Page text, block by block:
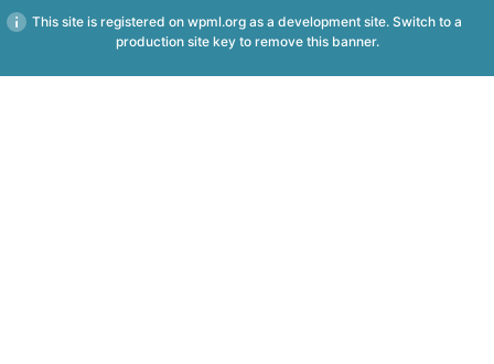
This site is registered on wpml.org as a development site. Switch to a
production site key to remove this banner.